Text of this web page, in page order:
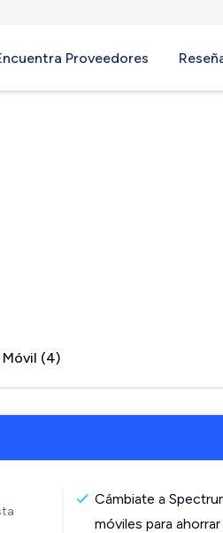
Proveedores
Móvil (4)
Cámbiate a
móviles para